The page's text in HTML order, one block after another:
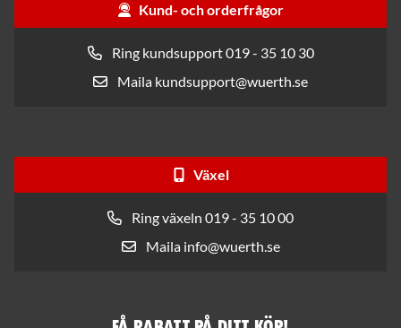
Kund- och orderfrågor
Ring kundsupport 019 - 35 10 30
Maila kundsupport@wuerth.se
Växel
Ring växeln 019 - 35 10 00
Maila info@wuerth.se